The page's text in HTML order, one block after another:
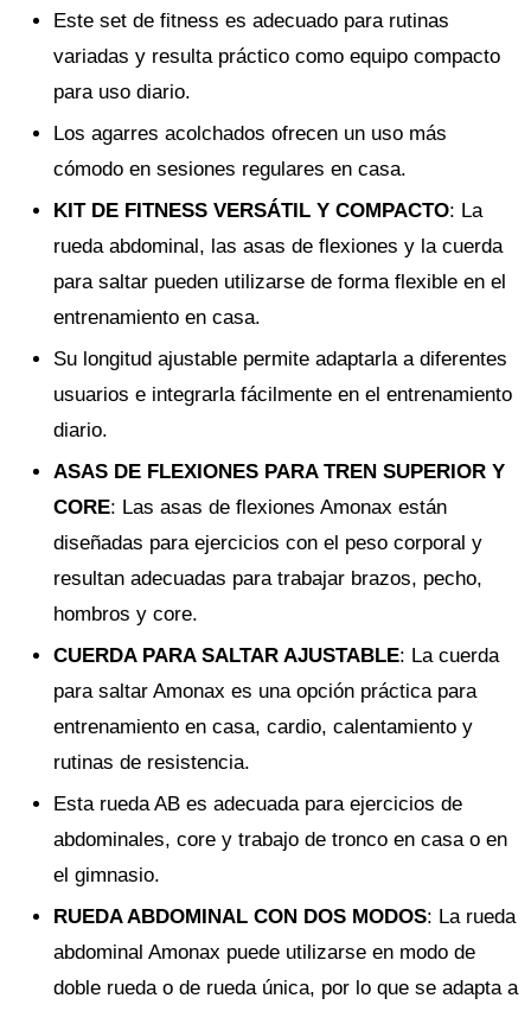
Este set de fitness es adecuado para rutinas
variadas y resulta práctico como equipo compacto
para uso diario.
Los agarres acolchados ofrecen un uso más
cómodo en sesiones regulares en casa.
KIT DE FITNESS VERSÁTIL Y COMPACTO: La
rueda abdominal, las asas de flexiones y la cuerda
para saltar pueden utilizarse de forma flexible en el
entrenamiento en casa.
Su longitud ajustable permite adaptarla a diferentes
usuarios e integrarla fácilmente en el entrenamiento
diario.
ASAS DE FLEXIONES PARA TREN SUPERIOR Y
CORE: Las asas de flexiones Amonax están
diseñadas para ejercicios con el peso corporal y
resultan adecuadas para trabajar brazos, pecho,
hombros y core.
CUERDA PARA SALTAR AJUSTABLE: La cuerda
para saltar Amonax es una opción práctica para
entrenamiento en casa, cardio, calentamiento y
rutinas de resistencia.
Esta rueda AB es adecuada para ejercicios de
abdominales, core y trabajo de tronco en casa o en
el gimnasio.
RUEDA ABDOMINAL CON DOS MODOS: La rueda
abdominal Amonax puede utilizarse en modo de
doble rueda o de rueda única, por lo que se adapta a